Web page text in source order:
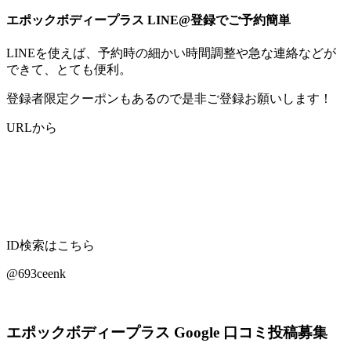
エポックボディープラス LINE@登録でご予約簡単
LINEを使えば、予約時の細かい時間調整や急な連絡などが
できて、とても便利。
登録者限定クーポンもあるので是非ご登録お願いします！
URLから
ID検索はこちら
@693ceenk
エポックボディープラス Google 口コミ投稿募集